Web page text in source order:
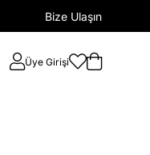
Bize Ulaşın
Üye Girişi